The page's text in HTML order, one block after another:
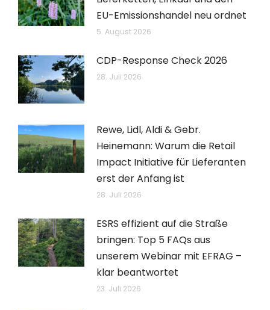
EU-Emissionshandel neu ordnet
5. August 2026
CDP-Response Check 2026
28. Juli 2026
Rewe, Lidl, Aldi & Gebr.
Heinemann: Warum die Retail
Impact Initiative für Lieferanten
erst der Anfang ist
28. Juli 2026
ESRS effizient auf die Straße
bringen: Top 5 FAQs aus
unserem Webinar mit EFRAG –
klar beantwortet
23. Juli 2026